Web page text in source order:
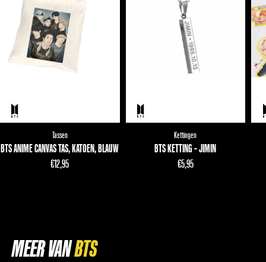
Tassen
BTS ANIME CANVAS TAS, KATOEN, BLAUW
€12,95
Kettingen
BTS KETTING - JIMIN
€5,95
MEER VAN